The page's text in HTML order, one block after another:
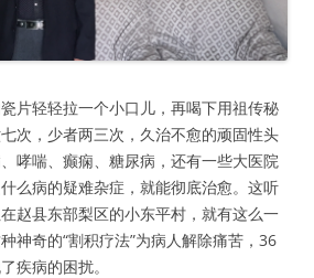
片轻轻拉一个小口儿，再喝下用祖传秘
次，少者两三次，久治不愈的顽固性头
哮喘、癫痫、糖尿病，还有一些大医院
么病的疑难杂症，就能彻底治愈。这听
赵县东部梨区的小东平村，就有这么一
神奇的“割积疗法”为病人解除痛苦，36
疾病的困扰。